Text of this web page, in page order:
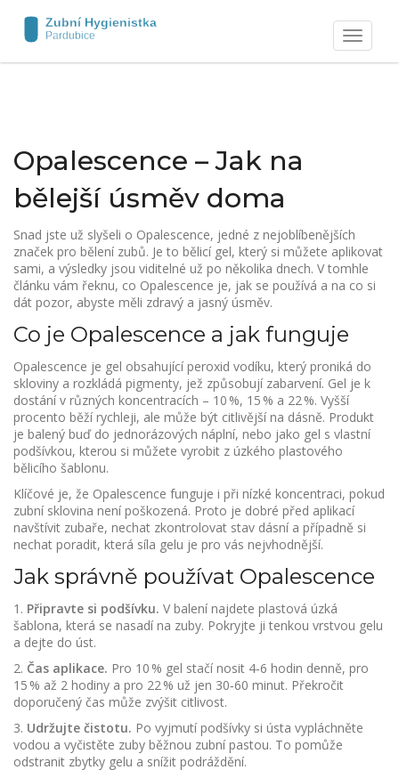
Zobrazit
navigaci
Opalescence – Jak na
bělejší úsměv doma
Snad jste už slyšeli o Opalescence, jedné z nejoblíbenějších
značek pro bělení zubů. Je to bělicí gel, který si můžete aplikovat
sami, a výsledky jsou viditelné už po několika dnech. V tomhle
článku vám řeknu, co Opalescence je, jak se používá a na co si
dát pozor, abyste měli zdravý a jasný úsměv.
Co je Opalescence a jak funguje
Opalescence je gel obsahující peroxid vodíku, který proniká do
skloviny a rozkládá pigmenty, jež způsobují zabarvení. Gel je k
dostání v různých koncentracích – 10 %, 15 % a 22 %. Vyšší
procento běží rychleji, ale může být citlivější na dásně. Produkt
je balený buď do jednorázových náplní, nebo jako gel s vlastní
podšívkou, kterou si můžete vyrobit z úzkého plastového
bělicího šablonu.
Klíčové je, že Opalescence funguje i při nízké koncentraci, pokud
zubní sklovina není poškozená. Proto je dobré před aplikací
navštívit zubaře, nechat zkontrolovat stav dásní a případně si
nechat poradit, která síla gelu je pro vás nejvhodnější.
Jak správně používat Opalescence
1. Připravte si podšívku. V balení najdete plastová úzká
šablona, která se nasadí na zuby. Pokryjte ji tenkou vrstvou gelu
a dejte do úst.
2. Čas aplikace. Pro 10 % gel stačí nosit 4‑6 hodin denně, pro
15 % až 2 hodiny a pro 22 % už jen 30‑60 minut. Překročit
doporučený čas může zvýšit citlivost.
3. Udržujte čistotu. Po vyjmutí podšívky si ústa vypláchněte
vodou a vyčistěte zuby běžnou zubní pastou. To pomůže
odstranit zbytky gelu a snížit podráždění.